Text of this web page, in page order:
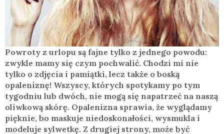
Powroty z urlopu są fajne tylko z jednego powodu:
zwykle mamy się czym pochwalić. Chodzi mi nie
tylko o zdjęcia i pamiątki, lecz także o boską
opaleniznę! Wszyscy, których spotykamy po tym
tygodniu lub dwóch, nie mogą się napatrzeć na naszą
oliwkową skórę. Opalenizna sprawia, że wyglądamy
pięknie, bo maskuje niedoskonałości, wysmukla i
modeluje sylwetkę. Z drugiej strony, może być